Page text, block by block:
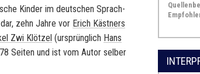
Kin­der im deut­schen Sprach­
zehn Jahre vor Erich Käst­ners
Zwi Klöt­zel (ur­sprüng­lich Hans
Sei­ten und ist vom Autor sel­ber